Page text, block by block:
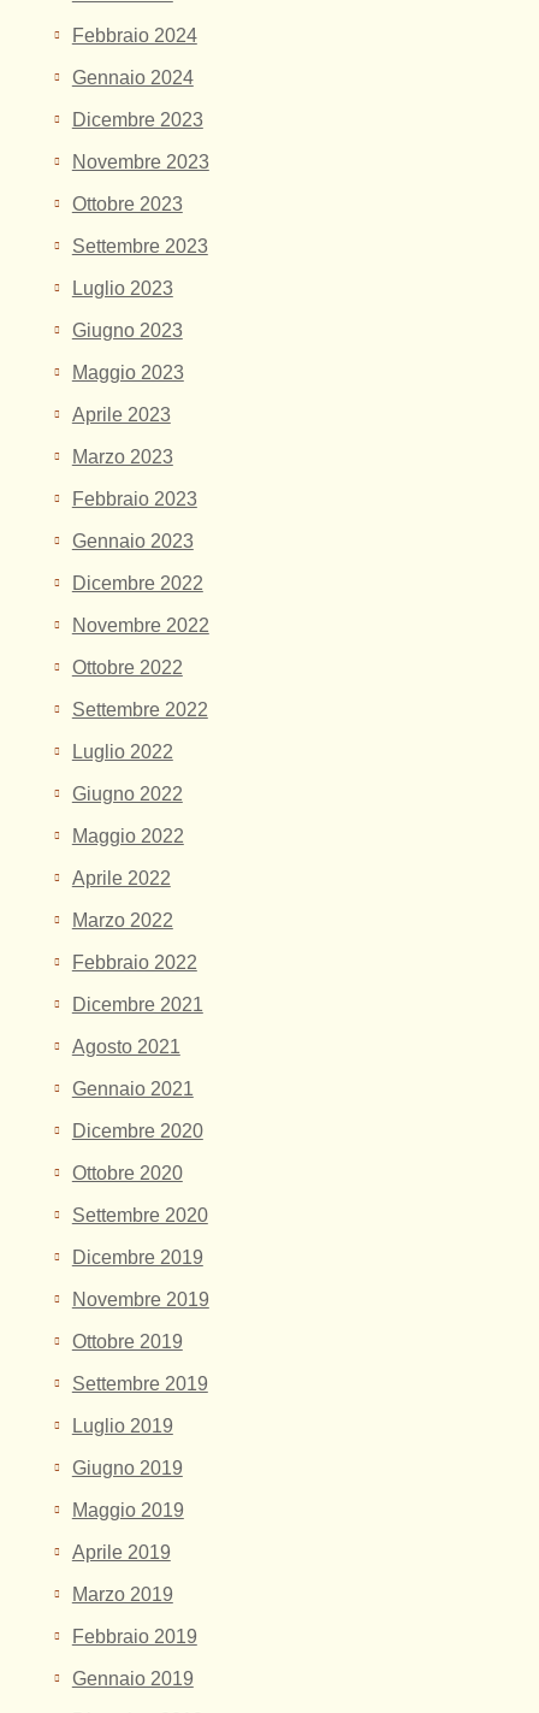
Febbraio 2024
Gennaio 2024
Dicembre 2023
Novembre 2023
Ottobre 2023
Settembre 2023
Luglio 2023
Giugno 2023
Maggio 2023
Aprile 2023
Marzo 2023
Febbraio 2023
Gennaio 2023
Dicembre 2022
Novembre 2022
Ottobre 2022
Settembre 2022
Luglio 2022
Giugno 2022
Maggio 2022
Aprile 2022
Marzo 2022
Febbraio 2022
Dicembre 2021
Agosto 2021
Gennaio 2021
Dicembre 2020
Ottobre 2020
Settembre 2020
Dicembre 2019
Novembre 2019
Ottobre 2019
Settembre 2019
Luglio 2019
Giugno 2019
Maggio 2019
Aprile 2019
Marzo 2019
Febbraio 2019
Gennaio 2019